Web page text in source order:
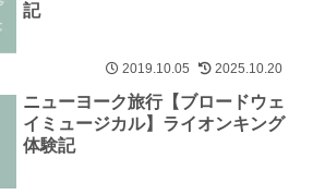
記
2019.10.05 2025.10.20
ニューヨーク旅行【ブロードウェ
イミュージカル】ライオンキング
体験記